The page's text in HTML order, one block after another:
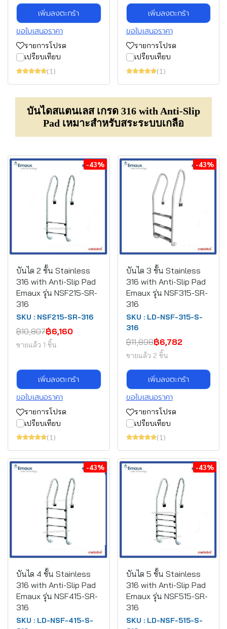
เพิ่มลงตะกร้า
ขอใบเสนอราคา
รายการโปรด
เปรียบเทียบ
(1)
เพิ่มลงตะกร้า
ขอใบเสนอราคา
รายการโปรด
เปรียบเทียบ
(1)
บันไดสแตนเลส เกรด 316 with Anti-Slip
Pad เหมาะสำหรับสระระบบเกลือ
-43%
บันได 2 ขั้น Stainless
316 with Anti-Slip Pad
Emaux รุ่น NSF215-SR-
316
SKU : NSF215-SR-316
฿10,807฿6,160
ขายแล้ว 1 ชิ้น
เพิ่มลงตะกร้า
ขอใบเสนอราคา
รายการโปรด
เปรียบเทียบ
(1)
-43%
บันได 3 ขั้น Stainless
316 with Anti-Slip Pad
Emaux รุ่น NSF315-SR-
316
SKU : LD-NSF-315-S-
316
฿11,898฿6,782
ขายแล้ว 2 ชิ้น
เพิ่มลงตะกร้า
ขอใบเสนอราคา
รายการโปรด
เปรียบเทียบ
(1)
-43%
บันได 4 ขั้น Stainless
316 with Anti-Slip Pad
Emaux รุ่น NSF415-SR-
316
SKU : LD-NSF-415-S-
-43%
บันได 5 ขั้น Stainless
316 with Anti-Slip Pad
Emaux รุ่น NSF515-SR-
316
SKU : LD-NSF-515-S-